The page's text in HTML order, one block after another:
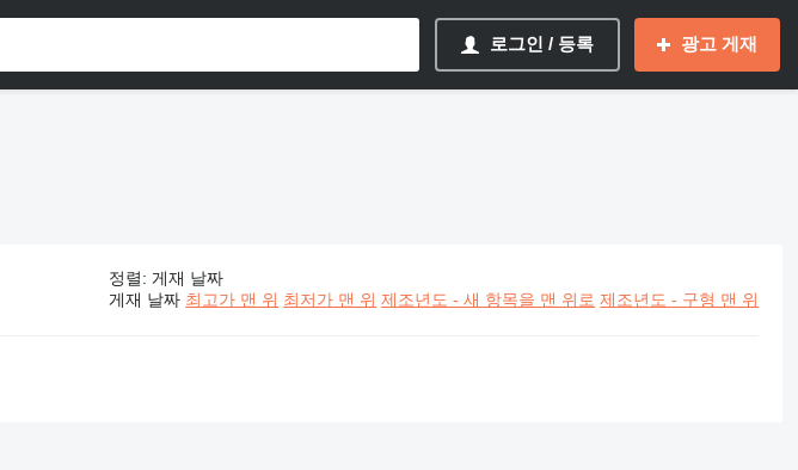
로그인 / 등록 광고 게재
정렬: 게재 날짜
게재 날짜 최고가 맨 위 최저가 맨 위 제조년도 - 새 항목을 맨 위로 제조년도 - 구형 맨 위